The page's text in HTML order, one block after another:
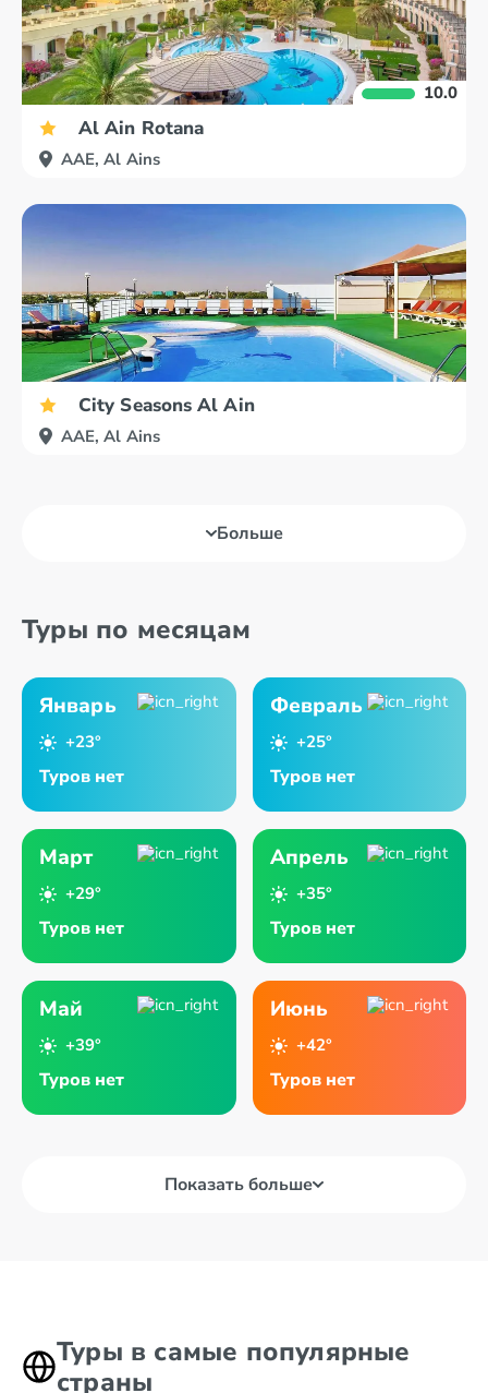
10.0
Al Ain Rotana
AAE, Al Ains
City Seasons Al Ain
AAE, Al Ains
Больше
Туры по месяцам
Январь
+23°
Туров нет
Февраль
+25°
Туров нет
Март
+29°
Туров нет
Апрель
+35°
Туров нет
Май
+39°
Туров нет
Июнь
+42°
Туров нет
Показать больше
Туры в самые популярные
страны